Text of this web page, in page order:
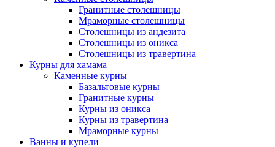
Гранитные столешницы
Мраморные столешницы
Столешницы из андезита
Столешницы из оникса
Столешницы из травертина
Курны для хамама
Каменные курны
Базальтовые курны
Гранитные курны
Курны из оникса
Курны из травертина
Мраморные курны
Ванны и купели